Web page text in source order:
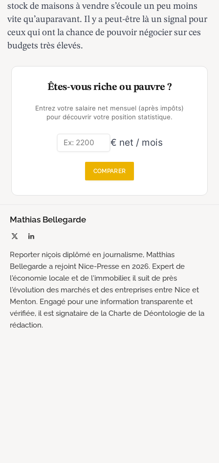
stock de maisons à vendre s’écoule un peu moins
vite qu’auparavant. Il y a peut-être là un signal pour
ceux qui ont la chance de pouvoir négocier sur ces
budgets très élevés.
Êtes-vous riche ou pauvre ?
Entrez votre salaire net mensuel (après impôts)
pour découvrir votre position statistique.
€ net / mois
COMPARER
Mathias Bellegarde
LinkedIn
Reporter niçois diplômé en journalisme, Matthias
Bellegarde a rejoint Nice-Presse en 2026. Expert de
l'économie locale et de l'immobilier, il suit de près
l'évolution des marchés et des entreprises entre Nice et
Menton. Engagé pour une information transparente et
vérifiée, il est signataire de la Charte de Déontologie de la
rédaction.